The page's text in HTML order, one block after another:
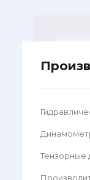
Тензорные